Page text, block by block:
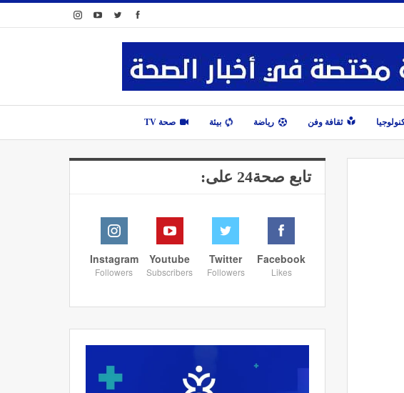
ثقافة وفن رياضة بيئة صحة TV
تابع صحة24 على:
Facebook
Likes
Twitter
Followers
Youtube
Subscribers
Instagram
Followers